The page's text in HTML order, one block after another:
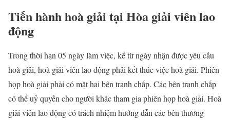
Tiến hành hoà giải tại Hòa giải viên lao
động
Trong thời hạn 05 ngày làm việc, kể từ ngày nhận được yêu cầu
hoà giải, hoà giải viên lao động phải kết thúc việc hoà giải. Phiên
họp hoà giải phải có mặt hai bên tranh chấp. Các bên tranh chấp
có thể uỷ quyền cho người khác tham gia phiên họp hoà giải. Hoà
giải viên lao động có trách nhiệm hướng dẫn các bên thương